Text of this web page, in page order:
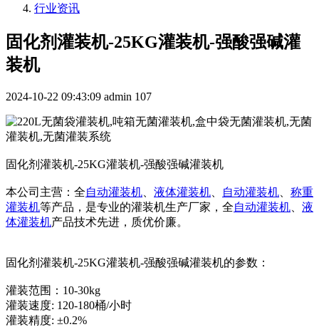
行业资讯
固化剂灌装机-25KG灌装机-强酸强碱灌
装机
2024-10-22 09:43:09 admin 107
固化剂灌装机-25KG灌装机-强酸强碱灌装机
本公司主营：全自动灌装机 液体灌装机 自动灌装机
称重
灌装机等产品，是专业的灌装机生产厂家，全自动灌装机
液
体灌装机产品技术先进，质优价廉。
固化剂灌装机-25KG灌装机-强酸强碱灌装机的参数：
灌装范围：10-30kg
灌装速度: 120-180桶/小时
灌装精度: ±0.2%